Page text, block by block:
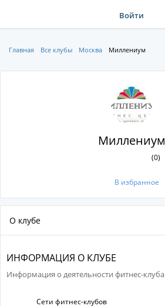
Войти
Главная Все клубы Москва Миллениум
Миллениум
(0)
В избранное
О клубе
ИНФОРМАЦИЯ О КЛУБЕ
Информация о деятельности фитнес-клуба
Сети фитнес-клубов